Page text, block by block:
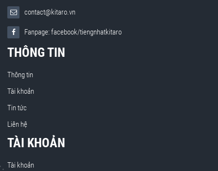
contact@kitaro.vn
Fanpage: facebook/tiengnhatkitaro
THÔNG TIN
Thông tin
Tài khoản
Tin tức
Liên hệ
TÀI KHOẢN
Tài khoản